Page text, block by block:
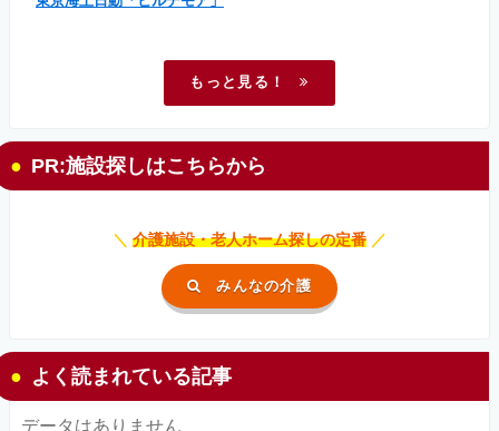
もっと見る！
PR:施設探しはこちらから
＼ 介護施設・老人ホーム探しの定番 ／
みんなの介護
よく読まれている記事
データはありません